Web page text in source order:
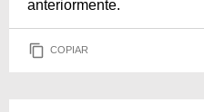
anteriormente.
COPIAR